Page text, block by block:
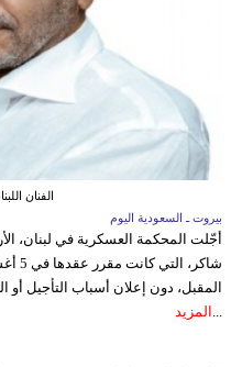
الفنان
بيروت ـ السعودية اليوم
أجّلت المحكمة العسكرية في لبنان،
المقبل، دون إعلان أسباب التأجيل
... المزيد